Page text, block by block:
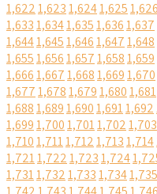
1,6221,6231,6241,6251,626
1,6331,6341,6351,6361,637
1,6441,6451,6461,6471,648
1,6551,6561,6571,6581,659
1,6661,6671,6681,6691,670
1,6771,6781,6791,6801,681
1,6881,6891,6901,6911,692
1,6991,7001,7011,7021,703
1,7101,7111,7121,7131,714
1,7211,7221,7231,724
1,7311,7321,7331,7341,735